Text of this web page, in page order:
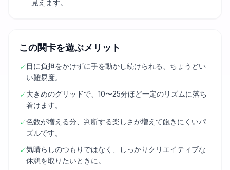
見えます。
この関卡を遊ぶメリット
✓ 目に負担をかけずに手を動かし続けられる、ちょうどい
い難易度。
✓大きめのグリッドで、10〜25分ほど一定のリズムに落ち
着けます。
✓色数が増える分、判断する楽しさが増えて飽きにくいパ
ズルです。
✓気晴らしのつもりではなく、しっかりクリエイティブな
休憩を取りたいときに。